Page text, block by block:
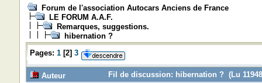
Forum de l'association Autocars Anciens de France
LE FORUM A.A.F.
Remarques, suggestions.
hibernation ?
Pages: 1[2] 3
Auteur
Fil de discussion: hibernation ? (Lu